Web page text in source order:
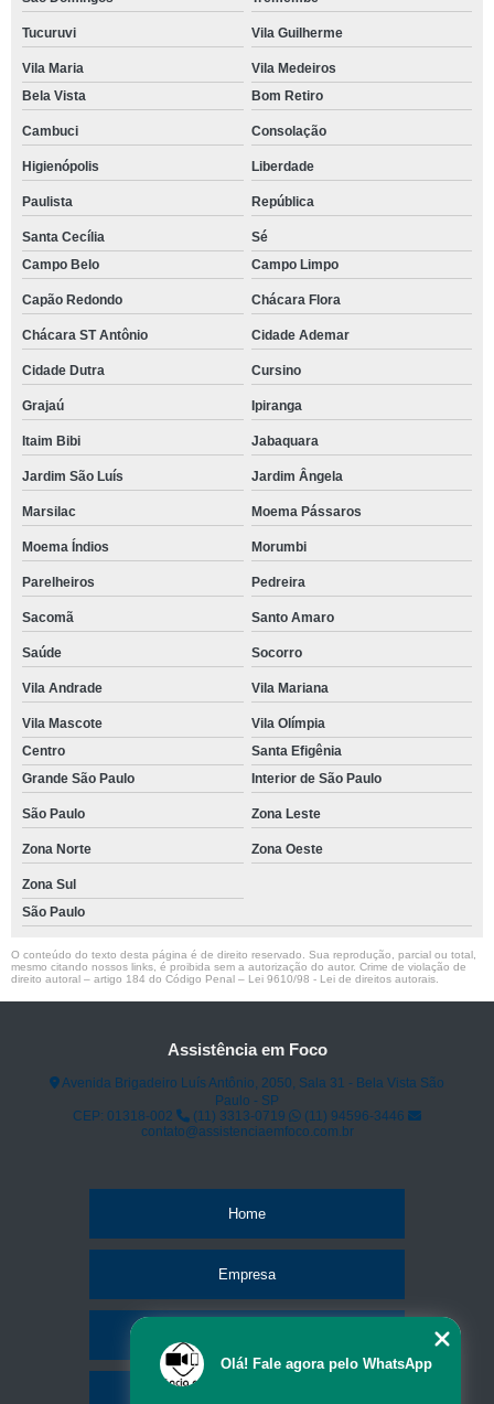
Tucuruvi Vila Guilherme
Vila Maria
Vila Medeiros
Bela Vista
Bom Retiro
Cambuci Consolação
Higienópolis Liberdade
Paulista República
Santa Cecília
Sé
Campo Belo
Campo Limpo
Capão Redondo Chácara Flora
Chácara ST Antônio Cidade Ademar
Cidade Dutra Cursino
Grajaú Ipiranga
Itaim Bibi Jabaquara
Jardim São Luís Jardim Ângela
Marsilac Moema Pássaros
Moema Índios Morumbi
Parelheiros Pedreira
Sacomã Santo Amaro
Saúde Socorro
Vila Andrade Vila Mariana
Vila Mascote
Vila Olímpia
Centro
Santa Efigênia
Grande São Paulo
Interior de São Paulo
São Paulo Zona Leste
Zona Norte Zona Oeste
Zona Sul
São Paulo
O conteúdo do texto desta página é de direito reservado. Sua reprodução, parcial ou total,
mesmo citando nossos links, é proibida sem a autorização do autor. Crime de violação de
direito autoral – artigo 184 do Código Penal – Lei 9610/98 - Lei de direitos autorais
Assistência em Foco
Avenida Brigadeiro Luís Antônio, 2050, Sala 31 - Bela Vista São
Paulo - SP
CEP: 01318-002
(11) 3313-0719
(11) 94596-3446
contato@assistenciaemfoco.com.br
Home
Empresa
Olá! Fale agora pelo WhatsApp